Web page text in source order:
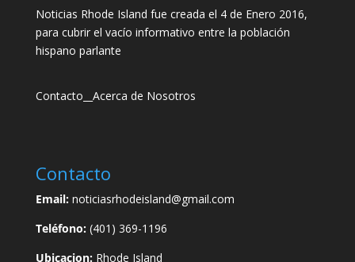
Noticias Rhode Island fue creada el 4 de Enero 2016,
para cubrir el vacío informativo entre la población
hispano parlante
Contacto Acerca de Nosotros
Contacto
Email:noticiasrhodeisland@gmail.com
Teléfono:(401) 369-1196
Ubicacion:Rhode Island